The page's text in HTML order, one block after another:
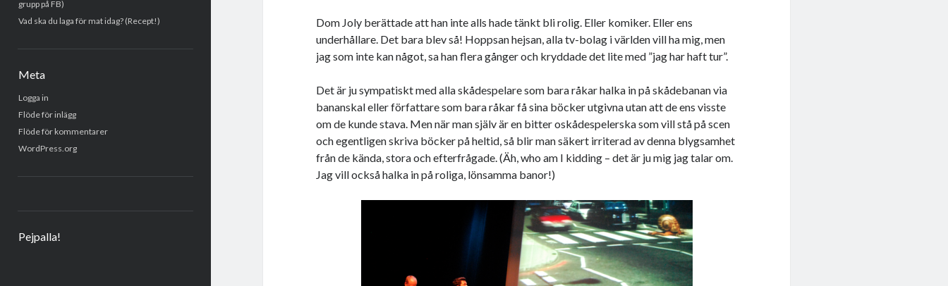
grupp på FB)
Vad ska du laga för mat idag? (Recept!)
Meta
Logga in
Flöde för inlägg
Flöde för kommentarer
WordPress.org
Pejpalla!
Dom Joly berättade att han inte alls hade tänkt bli rolig. Eller komiker. Eller ens
underhållare. Det bara blev så! Hoppsan hejsan, alla tv-bolag i världen vill ha mig, men
jag som inte kan något, sa han flera gånger och kryddade det lite med ”jag har haft tur”.
Det är ju sympatiskt med alla skådespelare som bara råkar halka in på skådebanan via
bananskal eller författare som bara råkar få sina böcker utgivna utan att de ens visste
om de kunde stava. Men när man själv är en bitter oskådespelerska som vill stå på scen
och egentligen skriva böcker på heltid, så blir man säkert irriterad av denna blygsamhet
från de kända, stora och efterfrågade. (Äh, who am I kidding – det är ju mig jag talar om.
Jag vill också halka in på roliga, lönsamma banor!)